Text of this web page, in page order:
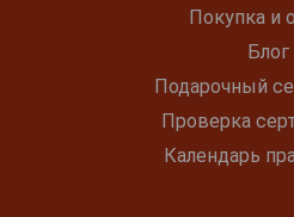
Покупка и
Блог
Подарочный
Проверка
Календарь